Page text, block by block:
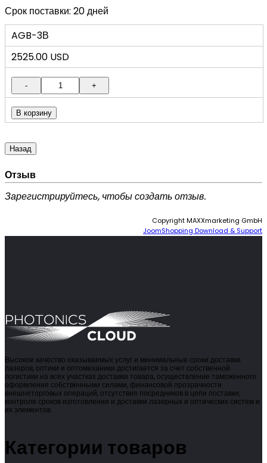
Срок поставки: 20 дней
AGB-3В
2525.00 USD
Отзыв
Зарегистрируйтесь, чтобы создать отзыв.
Copyright MAXXmarketing GmbH
JoomShopping Download & Support
Высокое качество оказываемых услуг и минимальные сроки доставки
лазеров, оптики и оптомеханики достигается за счет собственной
логистики на всех участках доставки товара, осуществление таможенного
оформления собственными силами, финансовой прозрачности
внешнеторговых операций, отсутствия посредников в цепи поставки,
контроля сроков изготовления и доставки лазерных и оптических систем и
их элементов.
Категории товаров